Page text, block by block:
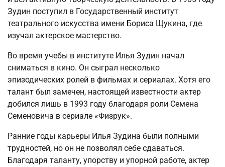
Зудин поступил в Государственный институт
театрального искусства имени Бориса Щукина, где
изучал актерское мастерство.
Во время учебы в институте Илья Зудин начал
сниматься в кино. Он сыграл несколько
эпизодических ролей в фильмах и сериалах. Хотя его
талант был замечен, настоящей известности актер
добился лишь в 1993 году благодаря роли Семена
Семеновича в сериале «Физрук».
Ранние годы карьеры Илья Зудина были полными
трудностей, но он не позволял себе сдаваться.
Благодаря таланту, упорству и упорной работе, актер